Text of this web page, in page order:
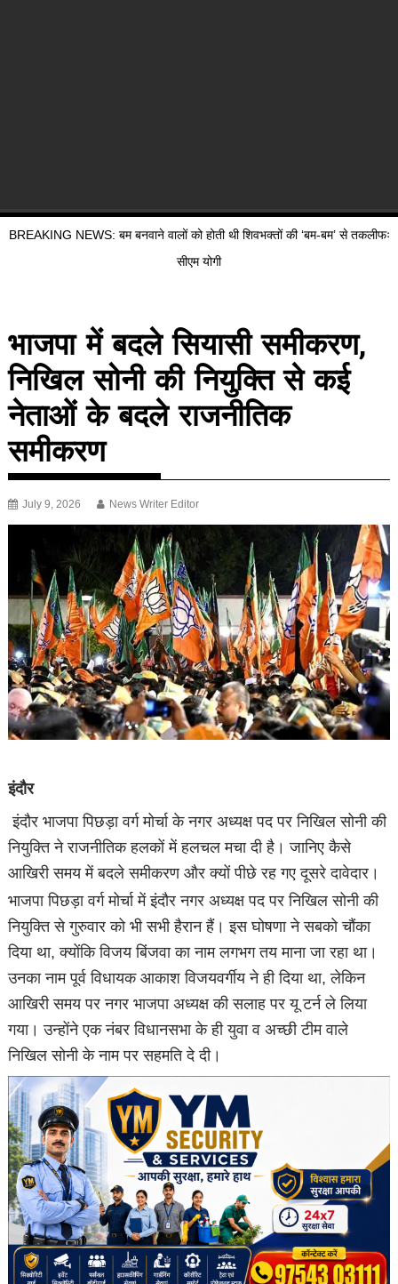
BREAKING NEWS: बम बनवाने वालों को होती थी शिवभक्तों की ‘बम-बम’ से तकलीफः
सीएम योगी
भाजपा में बदले सियासी समीकरण,
निखिल सोनी की नियुक्ति से कई
नेताओं के बदले राजनीतिक
समीकरण
July 9, 2026 News Writer Editor
इंदौर
इंदौर भाजपा पिछड़ा वर्ग मोर्चा के नगर अध्यक्ष पद पर निखिल सोनी की
नियुक्ति ने राजनीतिक हलकों में हलचल मचा दी है। जानिए कैसे
आखिरी समय में बदले समीकरण और क्यों पीछे रह गए दूसरे दावेदार।
भाजपा पिछड़ा वर्ग मोर्चा में इंदौर नगर अध्यक्ष पद पर निखिल सोनी की
नियुक्ति से गुरुवार को भी सभी हैरान हैं। इस घोषणा ने सबको चौंका
दिया था, क्योंकि विजय बिंजवा का नाम लगभग तय माना जा रहा था।
उनका नाम पूर्व विधायक आकाश विजयवर्गीय ने ही दिया था, लेकिन
आखिरी समय पर नगर भाजपा अध्यक्ष की सलाह पर यू टर्न ले लिया
गया। उन्होंने एक नंबर विधानसभा के ही युवा व अच्छी टीम वाले
निखिल सोनी के नाम पर सहमति दे दी।